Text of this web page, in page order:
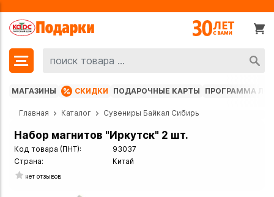
МАГАЗИНЫ СКИДКИ ПОДАРОЧНЫЕ КАРТЫ ПРОГРАММА
Главная Каталог Сувениры Байкал Сибирь
Набор магнитов "Иркутск" 2 шт.
Код товара (ПНТ):
93037
Страна:
Китай
нет отзывов